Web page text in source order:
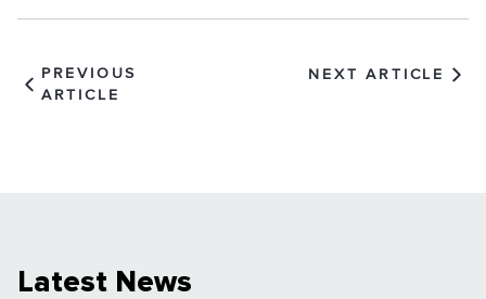
PREVIOUS
ARTICLE
NEXT ARTICLE
Latest News